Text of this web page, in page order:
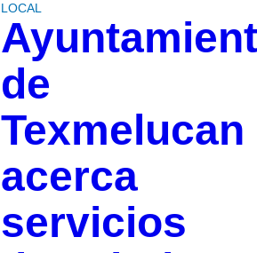
LOCAL
de
Texmelucan
acerca
servicios